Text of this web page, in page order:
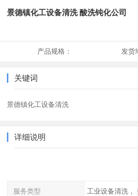
景德镇化工设备清洗 酸洗钝化公司
产品规格： 发货
关键词
景德镇化工设备清洗
详细说明
服务类型